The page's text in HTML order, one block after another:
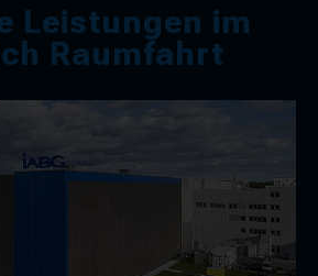
Leistungen im
Raumfahrt